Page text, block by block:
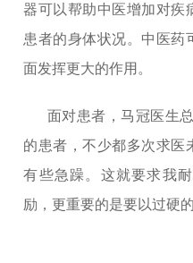
器可以帮助中医增加对疾
患者的身体状况。中医药
面发挥更大的作用。
面对患者，马冠医生
的患者，不少都多次求医
有些急躁。这就要求我
励，更重要的是要以过硬